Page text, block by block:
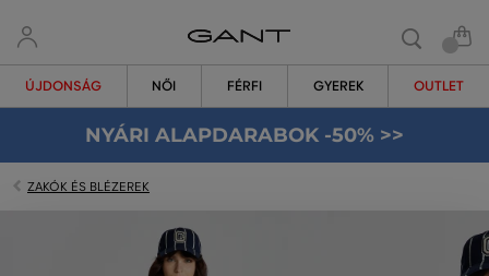
ÚJDONSÁG NŐI FÉRFI GYEREK OUTLET
NYÁRI ALAPDARABOK -50% >>
ZAKÓK ÉS BLÉZEREK